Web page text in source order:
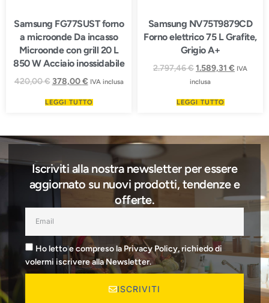
Samsung FG77SUST forno
a microonde Da incasso
Microonde con grill 20 L
850 W Acciaio inossidabile
420,00€ 378,00€ IVA inclusa
LEGGI TUTTO
Samsung NV75T9879CD
Forno elettrico 75 L Grafite,
Grigio A+
2.797,46€1.589,31 € IVA
inclusa
LEGGI TUTTO
Iscriviti alla nostra newsletter per essere
aggiornato su nuovi prodotti, tendenze e
offerte.
Ho letto e compreso la Privacy Policy, richiedo di
volermi iscrivere alla Newsletter.
ISCRIVITI